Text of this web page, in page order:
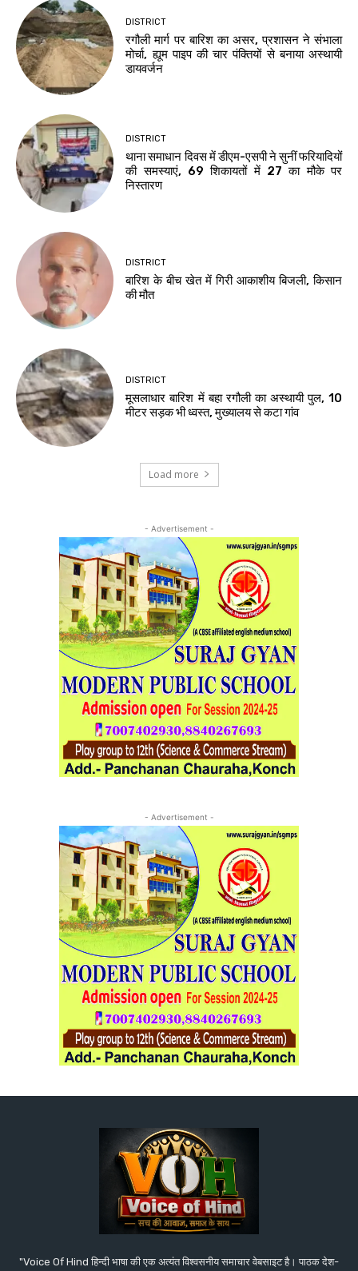
DISTRICT
रगौली मार्ग पर बारिश का असर, प्रशासन ने संभाला
मोर्चा, ह्यूम पाइप की चार पंक्तियों से बनाया अस्थायी
डायवर्जन
DISTRICT
थाना समाधान दिवस में डीएम-एसपी ने सुनीं फरियादियों
की समस्याएं, 69 शिकायतों में 27 का मौके पर
निस्तारण
DISTRICT
बारिश के बीच खेत में गिरी आकाशीय बिजली, किसान
की मौत
DISTRICT
मूसलाधार बारिश में बहा रगौली का अस्थायी पुल, 10
मीटर सड़क भी ध्वस्त, मुख्यालय से कटा गांव
Load more
- Advertisement -
- Advertisement -
"Voice Of Hind हिन्दी भाषा की एक अत्यंत विश्वसनीय समाचार वेबसाइट है। पाठक देश-